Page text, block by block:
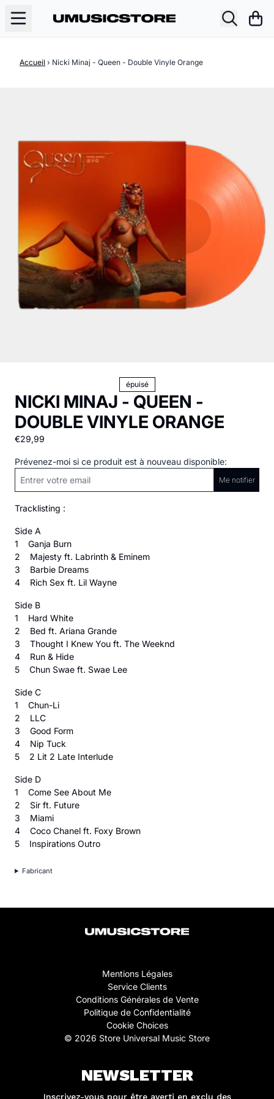
Accueil › Nicki Minaj - Queen - Double Vinyle Orange
épuisé
NICKI MINAJ - QUEEN -
DOUBLE VINYLE ORANGE
€29,99
Prévenez-moi si ce produit est à nouveau disponible:
Me notifier
Tracklisting :
Side A
1 Ganja Burn
2 Majesty ft. Labrinth & Eminem
3 Barbie Dreams
4 Rich Sex ft. Lil Wayne
Side B
1 Hard White
2 Bed ft. Ariana Grande
3 Thought I Knew You ft. The Weeknd
4 Run & Hide
5 Chun Swae ft. Swae Lee
Side C
1 Chun-Li
2 LLC
3 Good Form
4 Nip Tuck
5 2 Lit 2 Late Interlude
Side D
1 Come See About Me
2 Sir ft. Future
3 Miami
4 Coco Chanel ft. Foxy Brown
5 Inspirations Outro
Fabricant
Mentions Légales
Service Clients
Conditions Générales de Vente
Politique de Confidentialité
Cookie Choices
© 2026 Store Universal Music Store